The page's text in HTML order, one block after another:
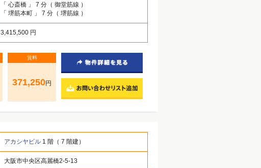
「 心斎橋 」 7 分（ 御堂筋線 ）
「 堺筋本町 」 7 分（ 堺筋線 ）
3,415,500 円
賃料
371,250円
アカシヤビル 1 階（ 7 階建）
大阪市中央区高麗橋2-5-13